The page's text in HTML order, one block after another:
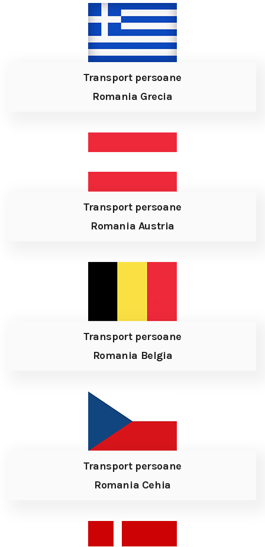
Transport persoane
Romania Grecia
Transport persoane
Romania Austria
Transport persoane
Romania Belgia
Transport persoane
Romania Cehia